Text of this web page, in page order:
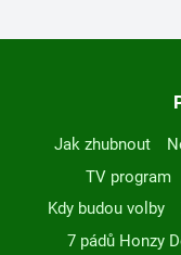
Jak zhubnout
TV program
Kdy budou volby
7 pádů Honzy